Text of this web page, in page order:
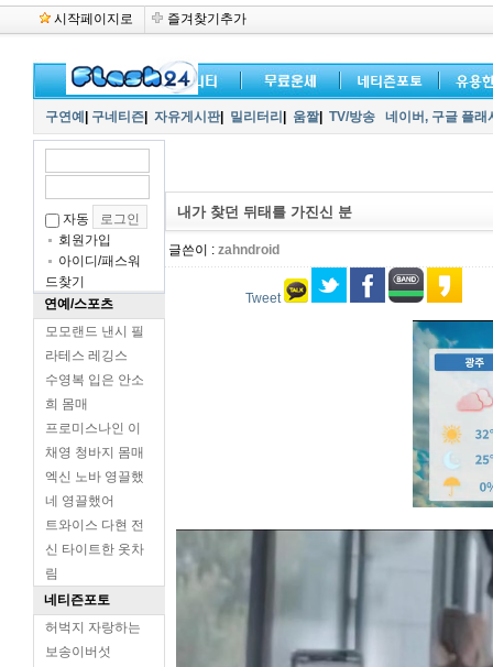
시작페이지로 즐겨찾기추가
구연예 구네티즌 자유게시판| 밀리터리 움짤| TV/방송 네이버, 구글 플
자동
회원가입
아이디/패스워
드찾기
연예/스포츠
모모랜드 낸시 필
라테스 레깅스
수영복 입은 안소
희 몸매
프로미스나인 이
채영 청바지 몸매
엑신 노바 영끌했
네 영끌했어
트와이스 다현 전
신 타이트한 옷차
림
네티즌포토
허벅지 자랑하는
보송이버섯
내가 찾던 뒤태를 가진신 분
글쓴이 : zahndroid
Tweet